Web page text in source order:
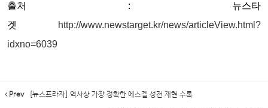
출처 : 뉴스타
겟
http://www.newstarget.kr/news/articleView.html?
idxno=6039
Prev [뉴스프라자] 역사상 가장 정확한 에스겔 성전 재현 수록